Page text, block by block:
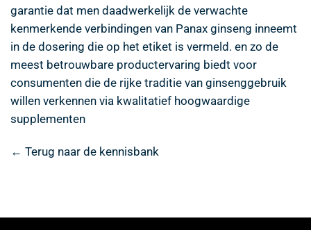
garantie dat men daadwerkelijk de verwachte
kenmerkende verbindingen van Panax ginseng inneemt
in de dosering die op het etiket is vermeld. en zo de
meest betrouwbare productervaring biedt voor
consumenten die de rijke traditie van ginsenggebruik
willen verkennen via kwalitatief hoogwaardige
supplementen
← Terug naar de kennisbank